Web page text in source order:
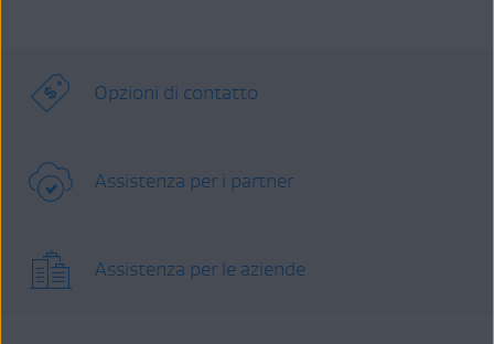
Opzioni di contatto
Assistenza per i partner
Assistenza per le aziende